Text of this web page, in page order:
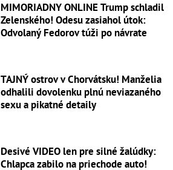
MIMORIADNY ONLINE Trump schladil
Zelenského! Odesu zasiahol útok:
Odvolaný Fedorov túži po návrate
TAJNÝ ostrov v Chorvátsku! Manželia
odhalili dovolenku plnú neviazaného
sexu a pikatné detaily
Desivé VIDEO len pre silné žalúdky:
Chlapca zabilo na priechode auto!